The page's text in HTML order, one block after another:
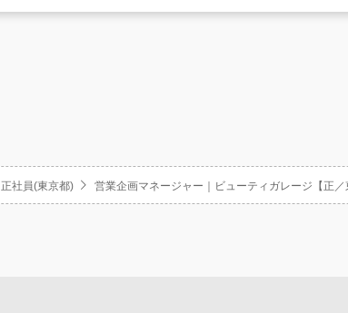
正社員(東京都) 営業企画マネージャー｜ビューティガレージ【正